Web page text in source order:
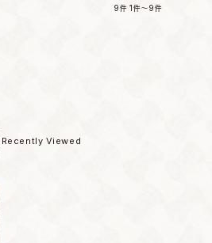
9件 1件～9件
Recently Viewed